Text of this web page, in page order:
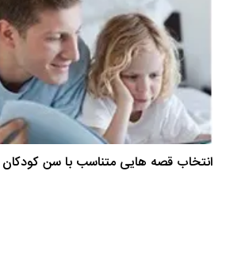
انتخاب قصه هایی متناسب با سن کودکان